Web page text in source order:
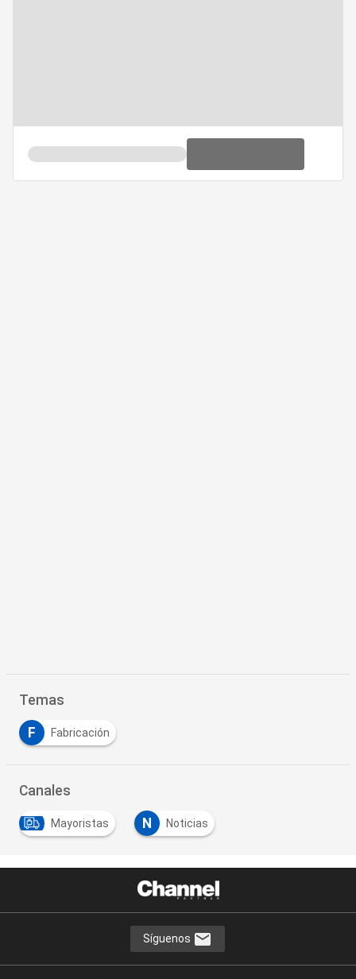
Temas
F Fabricación
Canales
Mayoristas N Noticias
Síguenos